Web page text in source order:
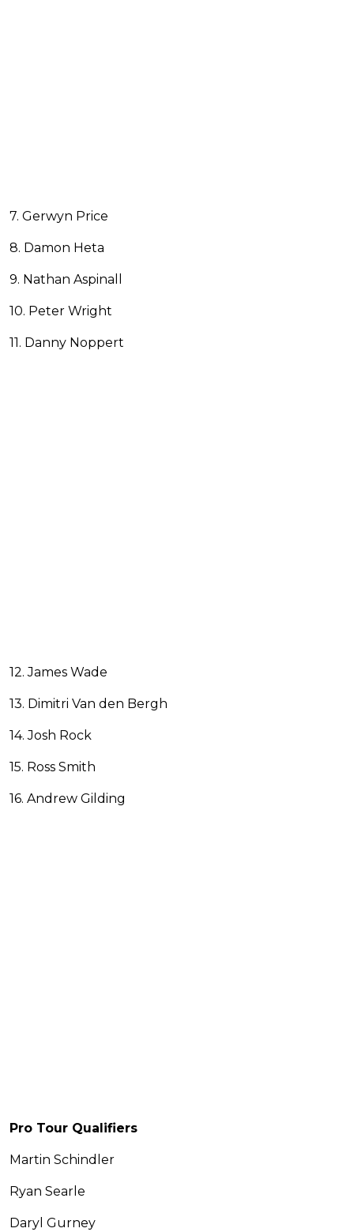
7. Gerwyn Price
8. Damon Heta
9. Nathan Aspinall
10. Peter Wright
11. Danny Noppert
12. James Wade
13. Dimitri Van den Bergh
14. Josh Rock
15. Ross Smith
16. Andrew Gilding
Pro Tour Qualifiers
Martin Schindler
Ryan Searle
Daryl Gurney